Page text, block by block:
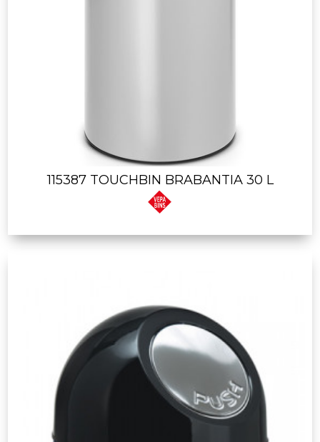
115387 TOUCHBIN BRABANTIA 30 L